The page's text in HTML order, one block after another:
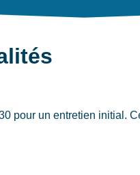
pour un entretien initial.